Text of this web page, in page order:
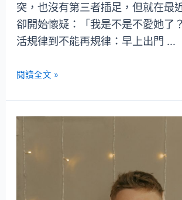
突，也沒有第三者插足，但就在最
卻開始懷疑：「我是不是不愛她了
活規律到不能再規律：早上出門 …
閱讀全文 »